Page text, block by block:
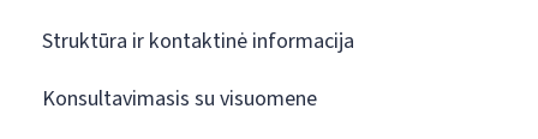
Struktūra ir kontaktinė informacija
Konsultavimasis su visuomene